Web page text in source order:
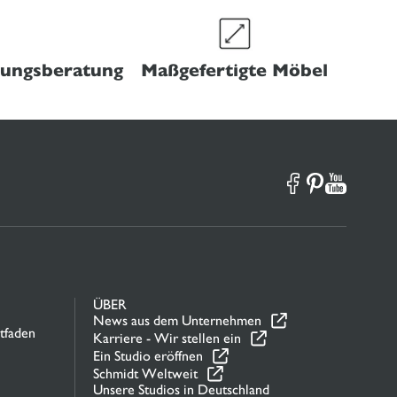
Maßgefertigte Möbel
ÜBER
News aus dem Unternehmen
Karriere - Wir stellen ein
Ein Studio eröffnen
Schmidt Weltweit
Unsere Studios in Deutschland